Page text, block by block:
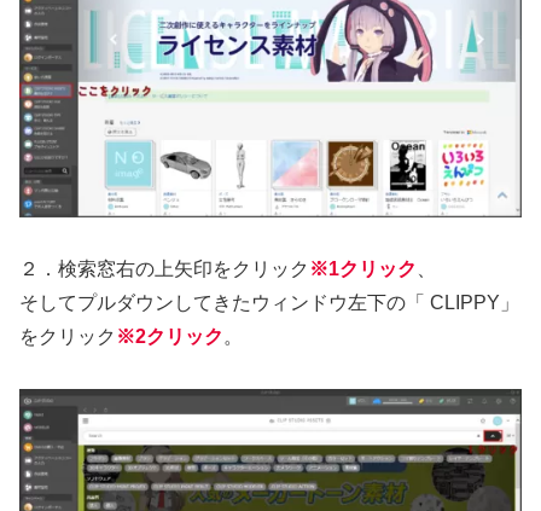
２．検索窓右の上矢印をクリック ※1クリック
そしてプルダウンしてきたウィンドウ左下の「 CLIPPY」
をクリック ※2クリック 。